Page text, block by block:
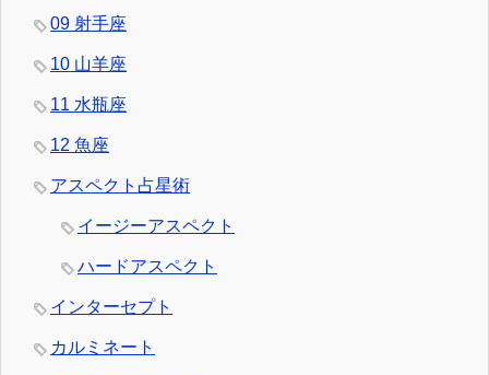
09 射手座
10 山羊座
11 水瓶座
12 魚座
アスペクト占星術
イージーアスペクト
ハードアスペクト
インターセプト
カルミネート